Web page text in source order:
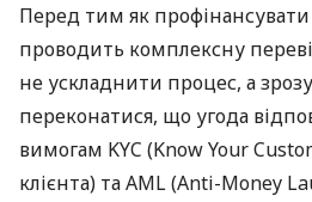
Перед тим як
проводить комплексну
не ускладнити процес, а
переконатися, що угода
вимогам KYC (Know Your
клієнта) та AML (Anti-Money